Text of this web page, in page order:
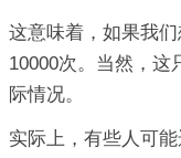
这意味着，如果我
10000次。当然，这
际情况。
实际上，有些人可